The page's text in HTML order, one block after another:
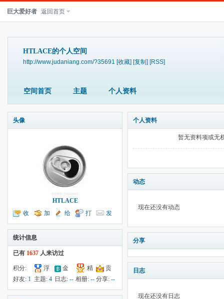
巨大爱好者 返回首页
HTLACE的个人空间
http://www.judaniang.com/?35691 [收藏] [复制] [RSS]
空间首页 主题 个人资料
头像
HTLACE
收
听TA
加
为好友
给
我留言
打
个招呼
发
送消息
统计信息
已有 1637 人来访过
积分:
-21
浮
云:
金
钱:14
精
华:--
贡
献:--
好友: 1 主题: 4 日志:-- 相册: -- 分享:--
个人资料
暂无资料项或无
动态
现在还没有动态
分享
日志
现在还没有日志